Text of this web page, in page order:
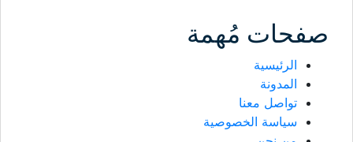
صفحات مُهمة
الرئيسية
المدونة
تواصل معنا
سياسة الخصوصية